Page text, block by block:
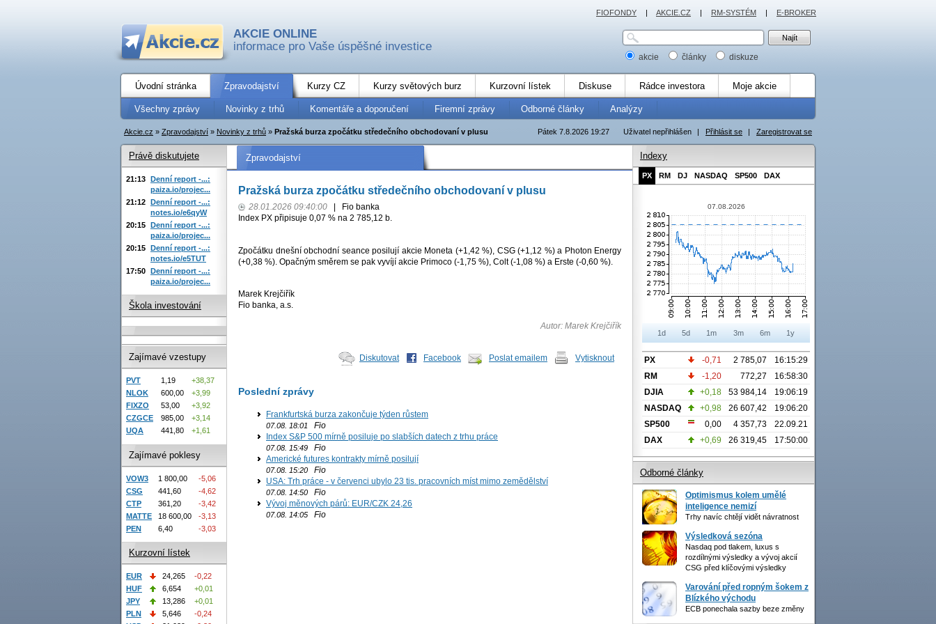
AKCIE ONLINE
informace pro Vaše úspěšné investice
akcie články diskuze
Úvodní stránka Zpravodajství Kurzy CZ Kurzy světových burz Kurzovní lístek Diskuse Rádce investora Moje akcie
Všechny zprávy Novinky z trhů Komentáře a doporučení Firemní zprávy Odborné články Analýzy
Uživatel nepřihlášen | Přihlásit se | Zaregistrovat se
Pátek 7.8.2026 19:27
Akcie.cz » Zpravodajství » Novinky z trhů » Pražská burza zpočátku středečního obchodovaní v plusu
Zpravodajství
Pražská burza zpočátku středečního obchodovaní v plusu
28.01.2026 09:40:00
Fio banka
Index PX připisuje 0,07 % na 2 785,12 b.
Zpočátku dnešní obchodní seance posilují akcie Moneta (+1,42 %), CSG (+1,12 %) a Photon Energy
(+0,38 %). Opačným směrem se pak vyvíjí akcie Primoco (-1,75 %), Colt (-1,08 %) a Erste (-0,60 %).
Marek Krejčiřík
Fio banka, a.s.
Autor: Marek Krejčiřík
Diskutovat Facebook Poslat emailem Vytisknout
Poslední zprávy
Frankfurtská burza zakončuje týden růstem
07.08. 18:01
Fio
Index S&P 500 mírně posiluje po slabších datech z trhu práce
07.08. 15:49 Fio
Americké futures kontrakty mírně posilují
07.08. 15:20 Fio
USA: Trh práce - v červenci ubylo 23 tis. pracovních míst mimo zemědělství
07.08. 14:50 Fio
Vývoj měnových párů: EUR/CZK 24,26
07.08. 14:05 Fio
Právě diskutujete
21:13 Denní report -...:
paiza.io/projec...
21:12 Denní report -...:
notes.io/e6qyW
20:15 Denní report -...:
paiza.io/projec...
20:15 Denní report -...:
notes.io/e5TUT
17:50 Denní report -...:
paiza.io/projec...
Škola investování
Zajímavé vzestupy
PVT 1,19
+38,37
NLOK
600,00
+3,99
FIXZO
53,00
+3,92
CZGCE
985,00
+3,14
UQA
441,80 +1,61
Zajímavé poklesy
VOW3 1 800,00
-5,06
CSG
441,60
-4,62
CTP
361,20
-3,42
MATTE
18 600,00
-3,13
PEN
6,40 -3,03
Kurzovní lístek
EUR 24,265
-0,22
HUF
6,654
+0,01
JPY
13,286
+0,01
PLN
5,646
-0,24
Indexy
PX RM DJ NASDAQ SP500 DAX
07.08.2026
1d 5d 1m 3m 6m 1y
PX -0,71 2 785,07
16:15:29
RM
-1,20 772,27
16:58:30
DJIA
+0,18 53 984,14
19:06:19
NASDAQ
+0,98 26 607,42
19:06:20
SP500
0,00 4 357,73
22.09.21
DAX
+0,69 26 319,45 17:50:00
Odborné články
Optimismus kolem umělé
inteligence nemizí
Trhy navíc chtějí vidět návratnost
Výsledková sezóna
Nasdaq pod tlakem, luxus s
rozdílnými výsledky a vývoj akcií
CSG před klíčovými výsledky
Varování před ropným šokem z
Blízkého východu
ECB ponechala sazby beze změny
FIOFONDY | AKCIE.CZ | RM-SYSTÉM | E-BROKER